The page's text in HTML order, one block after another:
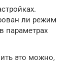
ли режим
параметрах
это можно,